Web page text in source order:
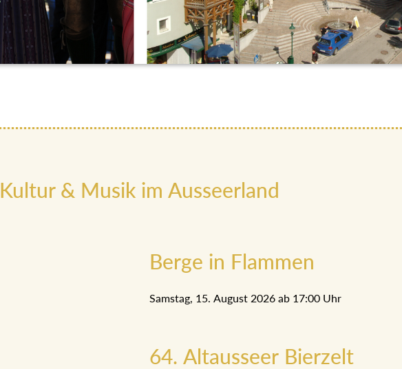
Kultur & Musik im Ausseerland
Berge in Flammen
Samstag, 15. August 2026 ab 17:00 Uhr
64. Altausseer Bierzelt